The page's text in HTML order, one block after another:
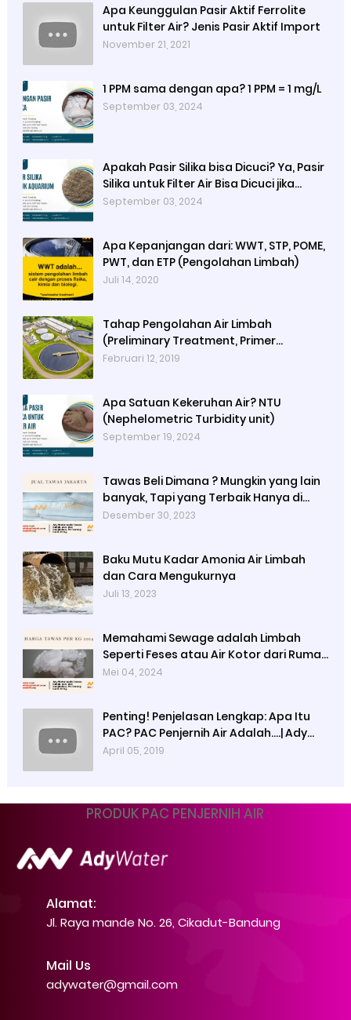
Apa Keunggulan Pasir Aktif Ferrolite
untuk Filter Air? Jenis Pasir Aktif Import
November 21, 2021
1 PPM sama dengan apa? 1 PPM = 1 mg/L
September 03, 2024
Apakah Pasir Silika bisa Dicuci? Ya, Pasir
Silika untuk Filter Air Bisa Dicuci jika
Sudah Kotor
September 03, 2024
Apa Kepanjangan dari: WWT, STP, POME,
PWT, dan ETP (Pengolahan Limbah)
Juli 14, 2020
Tahap Pengolahan Air Limbah
(Preliminary Treatment, Primer
Treatment, Secondary Treatment,
Februari 12, 2019
Apa Satuan Kekeruhan Air? NTU
(Nephelometric Turbidity unit)
September 19, 2024
Tawas Beli Dimana ? Mungkin yang lain
banyak, Tapi yang Terbaik Hanya di
Kami
Desember 30, 2023
Baku Mutu Kadar Amonia Air Limbah
dan Cara Mengukurnya
Juli 13, 2023
Memahami Sewage adalah Limbah
Seperti Feses atau Air Kotor dari Rumah
dan Pabrik
Mei 04, 2024
Penting! Penjelasan Lengkap: Apa Itu
PAC? PAC Penjernih Air Adalah....| Ady
Water | 0821 4000 2080
April 05, 2019
PRODUK PAC PENJERNIH AIR
Alamat:
Jl. Raya mande No. 26, Cikadut-Bandung
Mail Us
adywater@gmail.com